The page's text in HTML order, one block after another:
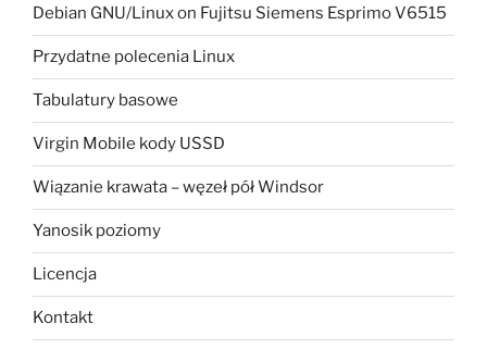
Debian GNU/Linux on Fujitsu Siemens Esprimo V6515
Przydatne polecenia Linux
Tabulatury basowe
Virgin Mobile kody USSD
Wiązanie krawata – węzeł pół Windsor
Yanosik poziomy
Licencja
Kontakt